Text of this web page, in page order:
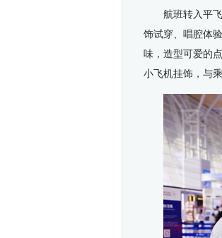
航班转入平
饰试穿、唱腔体
味，造型可爱的
小飞机挂饰，与